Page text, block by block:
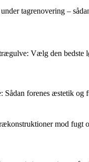
tagrenovering –
Vælg den bedste
Sådan forenes æstetik og
mod fugt